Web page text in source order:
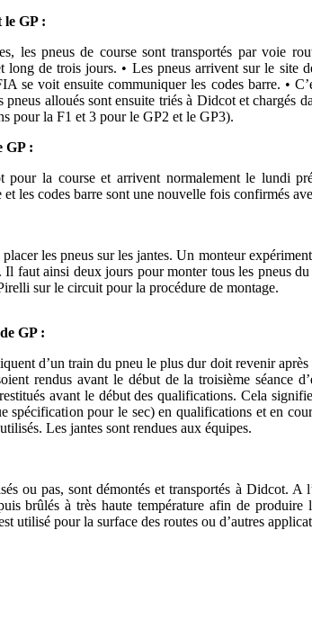
le GP :
les pneus de course sont transportés par voie
long de trois jours. • Les pneus arrivent sur le site
se voit ensuite communiquer les codes barre. •
pneus alloués sont ensuite triés à Didcot et chargés
pour la F1 et 3 pour le GP2 et le GP3).
GP :
pour la course et arrivent normalement le lundi
les codes barre sont une nouvelle fois confirmés
les pneus sur les jantes. Un monteur
faut ainsi deux jours pour monter tous les pneus
sur le circuit pour la procédure de montage.
GP :
d’un train du pneu le plus dur doit revenir après
rendus avant le début de la troisième séance
avant le début des qualifications. Cela
spécification pour le sec) en qualifications et en
Les jantes sont rendues aux équipes.
ou pas, sont démontés et transportés à Didcot. A
brûlés à très haute température afin de produire
utilisé pour la surface des routes ou d’autres